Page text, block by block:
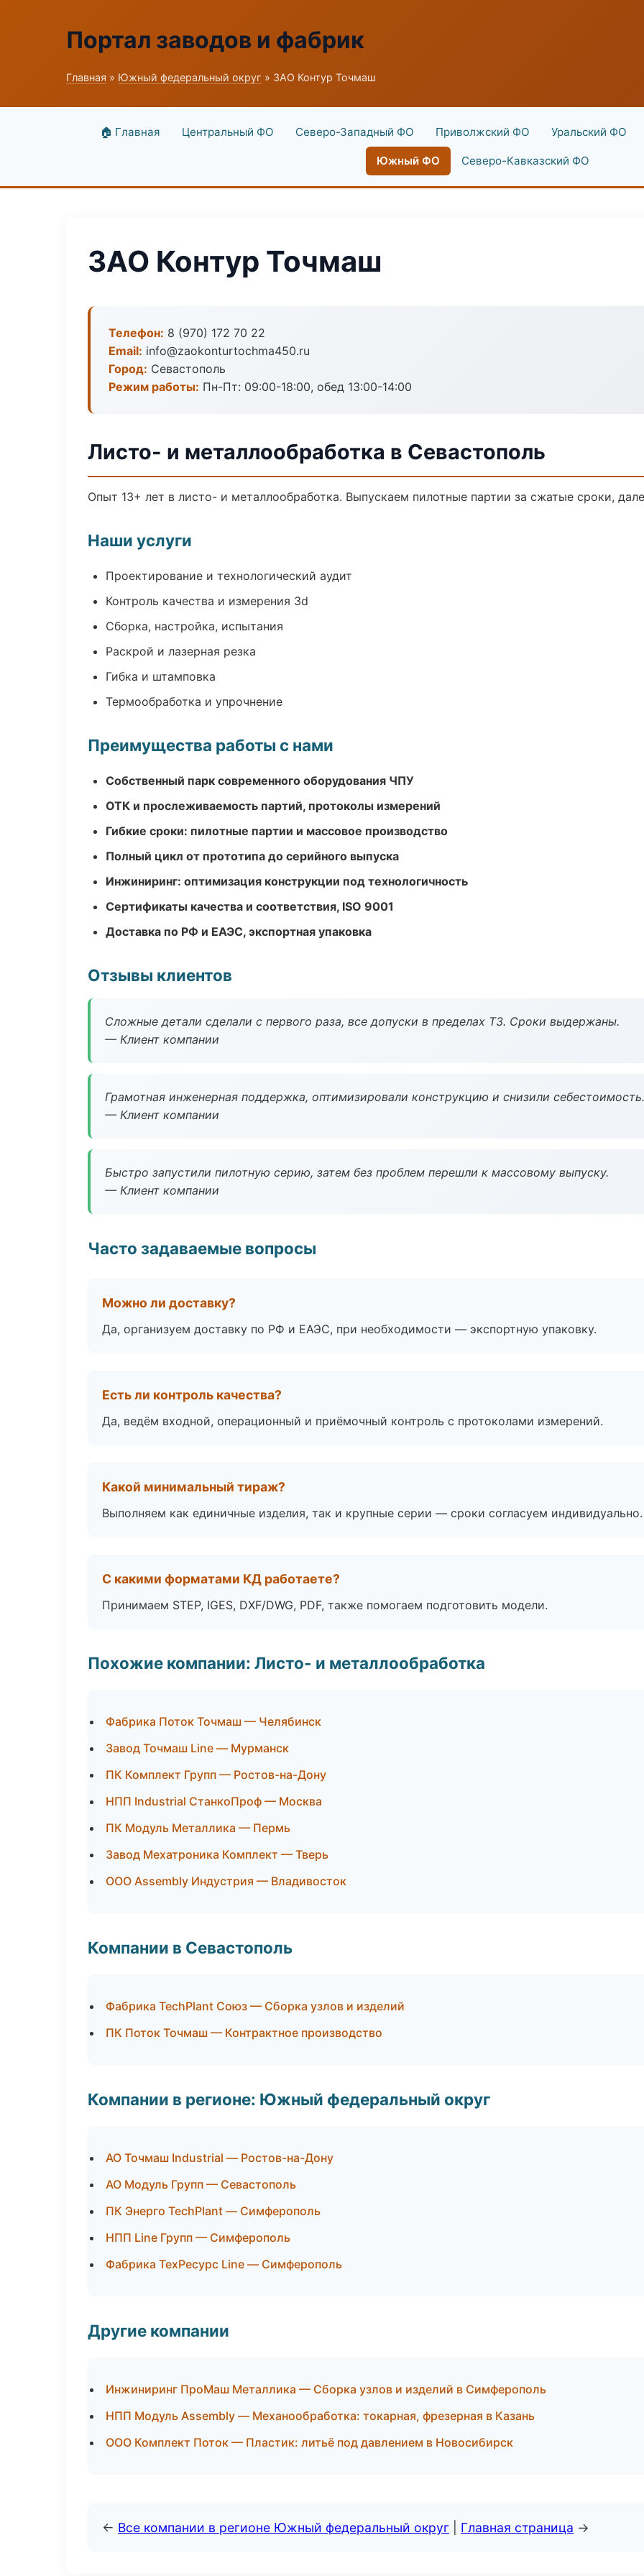
Портал заводов и фабрик
Главная » Южный федеральный округ » ЗАО Контур Точмаш
🏠 Главная Центральный ФО Северо-Западный ФО Приволжский ФО Уральский ФО
Южный ФО Северо-Кавказский ФО
ЗАО Контур Точмаш
Телефон: 8 (970) 172 70 22
Email: info@zaokonturtochma450.ru
Город: Севастополь
Режим работы: Пн-Пт: 09:00-18:00, обед 13:00-14:00
Листо- и металлообработка в Севастополь
Опыт 13+ лет в листо- и металлообработка. Выпускаем пилотные партии за сжатые сроки,
Наши услуги
Проектирование и технологический аудит
Контроль качества и измерения 3d
Сборка, настройка, испытания
Раскрой и лазерная резка
Гибка и штамповка
Термообработка и упрочнение
Преимущества работы с нами
Собственный парк современного оборудования ЧПУ
ОТК и прослеживаемость партий, протоколы измерений
Гибкие сроки: пилотные партии и массовое производство
Полный цикл от прототипа до серийного выпуска
Инжиниринг: оптимизация конструкции под технологичность
Сертификаты качества и соответствия, ISO 9001
Доставка по РФ и ЕАЭС, экспортная упаковка
Отзывы клиентов
Сложные детали сделали с первого раза, все допуски в пределах ТЗ. Сроки выдержаны.
— Клиент компании
Грамотная инженерная поддержка, оптимизировали конструкцию и снизили себестоимость.
— Клиент компании
Быстро запустили пилотную серию, затем без проблем перешли к массовому выпуску.
— Клиент компании
Часто задаваемые вопросы
Можно ли доставку?
Да, организуем доставку по РФ и ЕАЭС, при необходимости — экспортную упаковку.
Есть ли контроль качества?
Да, ведём входной, операционный и приёмочный контроль с протоколами измерений.
Какой минимальный тираж?
Выполняем как единичные изделия, так и крупные серии — сроки согласуем индивидуально.
С какими форматами КД работаете?
Принимаем STEP, IGES, DXF/DWG, PDF, также помогаем подготовить модели.
Похожие компании: Листо- и металлообработка
Фабрика Поток Точмаш — Челябинск
Завод Точмаш Line — Мурманск
ПК Комплект Групп — Ростов-на-Дону
НПП Industrial СтанкоПроф — Москва
ПК Модуль Металлика — Пермь
Завод Мехатроника Комплект — Тверь
ООО Assembly Индустрия — Владивосток
Компании в Севастополь
Фабрика TechPlant Союз — Сборка узлов и изделий
ПК Поток Точмаш — Контрактное производство
Компании в регионе: Южный федеральный округ
АО Точмаш Industrial — Ростов-на-Дону
АО Модуль Групп — Севастополь
ПК Энерго TechPlant — Симферополь
НПП Line Групп — Симферополь
Фабрика ТехРесурс Line — Симферополь
Другие компании
Инжиниринг ПроМаш Металлика — Сборка узлов и изделий в Симферополь
НПП Модуль Assembly — Механообработка: токарная, фрезерная в Казань
ООО Комплект Поток — Пластик: литьё под давлением в Новосибирск
← Все компании в регионе Южный федеральный округ Главная страница →